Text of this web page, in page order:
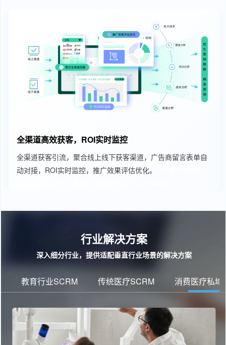
全渠道高效获客，ROI实时监控
全渠道获客引流，聚合线上线下获客渠道，广告商留言表单自
动对接，ROI实时监控，推广效果评估优化。
行业解决方案
深入细分行业，提供适配垂直行业场景的解决方案
教育行业SCRM 传统医疗SCRM 消费医疗私域